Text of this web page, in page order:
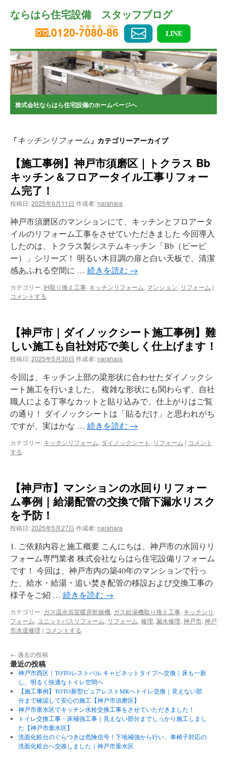
ン
テ
へ
ス
キ
ッ
プ
ならはら住宅設備 スタッフブログ
LINE
株式会社ならはら住宅設備のホームページへ
「キッチンリフォーム 」カテゴリーアーカイブ
【施工事例】神戸市須磨区｜トクラス Bb
キッチン＆フロアータイル工事リフォー
ム完了！
投稿日:2025年6月11日 作成者: narahara
神戸市須磨区のマンションにて、キッチンとフロアータ
イルのリフォーム工事をさせていただきました 今回導入
したのは、トクラス製システムキッチン「Bb（ビービ
ー）」シリーズ！ 明るい木目調の扉と白い天板で、清潔
感あふれる空間に … 続きを読む →
カテゴリー: IH取り換え工事, キッチンリフォーム, マンション, リフォーム |
コメントする
【神戸市｜ダイノックシート施工事例】難
しい施工も自社対応で美しく仕上げます！
投稿日:2025年5月30日 作成者: narahara
今回は、キッチン上部の梁形状に合わせたダイノックシ
ート施工を行いました。 複雑な形状にも関わらず、自社
職人による丁寧なカットと貼り込みで、仕上がりはご覧
の通り！ ダイノックシートは「貼るだけ」と思われがち
ですが、実はかな … 続きを読む →
カテゴリー: キッチンリフォーム, ダイノックシート , リフォーム | コメント
する
【神戸市】マンションの水回りリフォー
ム事例｜給湯配管の交換で階下漏水リスク
を予防！
投稿日:2025年5月27日 作成者: narahara
1. ご依頼内容と施工概要 こんにちは、神戸市の水回りリ
フォーム専門業者 株式会社ならはら住宅設備リフォーム
です！ 今回は、神戸市内の築40年のマンションで行っ
た、給水・給湯・追い焚き配管の移設および交換工事の
様子をご紹 … 続きを読む →
カテゴリー: ガス温水浴室暖房乾燥機, ガス給湯機取り換え工事, キッチンリ
フォーム, ユニットバスリフォーム, リフォーム, 修理, 漏水修理, 神戸市, 神戸
市水道修理 | コメントする
← 過去の投稿
最近の投稿
神戸市西区｜TOTOレストパル キャビネットタイプへ交換｜床も一新
し、明るく快適なトイレ空間へ
【施工事例】TOTO新型ピュアレストMRへトイレ交換｜見えない部
分まで確認して安心の施工【神戸市須磨区】
神戸市垂水区でキッチン水栓交換工事をさせていただきました！
トイレ交換工事・床補強工事｜見えない部分までしっかり施工しまし
た【神戸市垂水区】
洗面化粧台のぐらつきは危険信号！下地補強から行い、車椅子対応の
洗面化粧台へ交換しました｜神戸市垂水区